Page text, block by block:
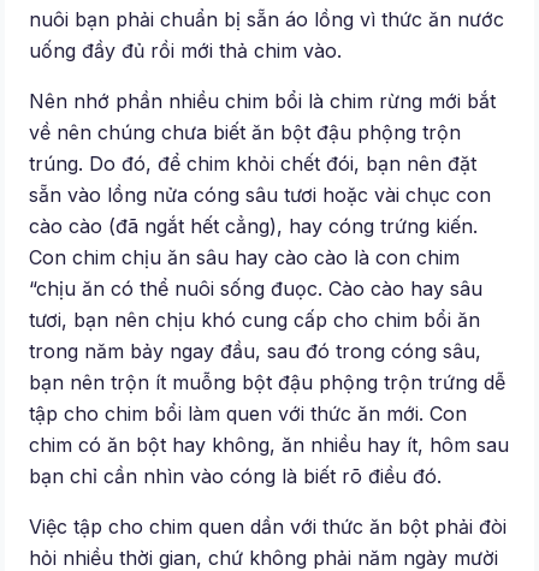
nuôi bạn phải chuẩn bị sẵn áo lồng vì thức ăn nước
uống đầy đủ rồi mới thả chim vào.
Nên nhớ phần nhiều chim bổi là chim rừng mới bắt
về nên chúng chưa biết ăn bột đậu phộng trộn
trúng. Do đó, để chim khỏi chết đói, bạn nên đặt
sẵn vào lồng nửa cóng sâu tươi hoặc vài chục con
cào cào (đã ngắt hết cẳng), hay cóng trứng kiến.
Con chim chịu ăn sâu hay cào cào là con chim
“chịu ăn có thể nuôi sống đuọc. Cào cào hay sâu
tươi, bạn nên chịu khó cung cấp cho chim bổi ăn
trong năm bảy ngay đầu, sau đó trong cóng sâu,
bạn nên trộn ít muỗng bột đậu phộng trộn trứng dễ
tập cho chim bổi làm quen với thức ăn mới. Con
chim có ăn bột hay không, ăn nhiều hay ít, hôm sau
bạn chỉ cần nhìn vào cóng là biết rõ điều đó.
Việc tập cho chim quen dần với thức ăn bột phải đòi
hỏi nhiều thời gian, chứ không phải năm ngày mười